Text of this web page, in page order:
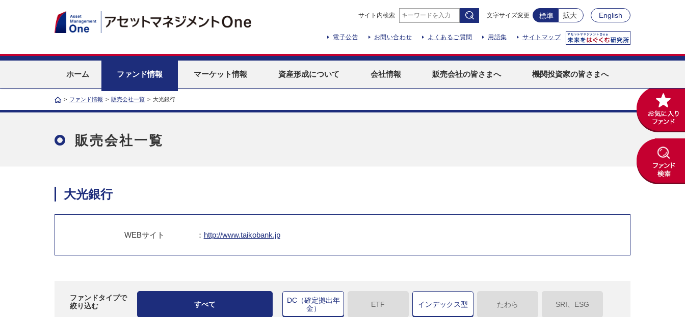
サイト内検索 文字サイズ変更 標準 拡大 English
電子公告 お問い合わせ よくあるご質問 用語集 サイトマップ
ホーム ファンド情報 マーケット情報 資産形成について 会社情報 販売会社の皆さまへ 機関投資家の皆さまへ
> ファンド情報 > 販売会社一覧 > 大光銀行
販売会社一覧
大光銀行
WEBサイト ： http://www.taikobank.jp
ファンドタイプで
絞り込む
すべて
DC（確定拠出年
金）
ETF インデックス型 たわら SRI、ESG